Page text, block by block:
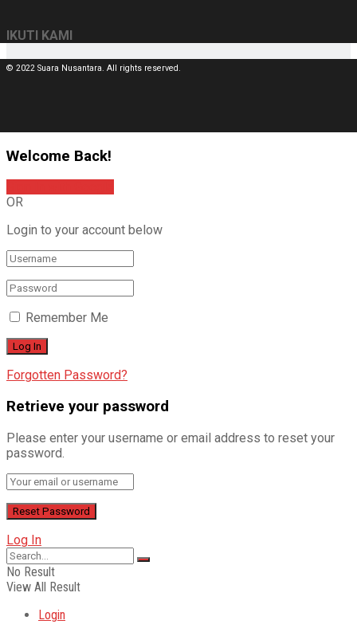
IKUTI KAMI
© 2022 Suara Nusantara. All rights reserved.
Welcome Back!
OR
Login to your account below
Remember Me
Forgotten Password?
Retrieve your password
Please enter your username or email address to reset your
password.
Log In
No Result
View All Result
Login